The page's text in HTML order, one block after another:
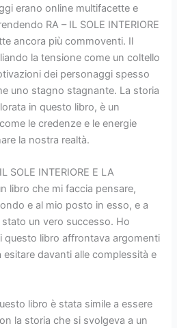
erano online multifacette e
RA – IL SOLE INTERIORE
ancora più commoventi. Il
la tensione come un coltello
dei personaggi spesso
uno stagno stagnante. La storia
in questo libro, è un
le credenze e le energie
la nostra realtà.
SOLE INTERIORE E LA
libro che mi faccia pensare,
e al mio posto in esso, e a
un vero successo. Ho
questo libro affrontava argomenti
davanti alle complessità e
libro è stata simile a essere
la storia che si svolgeva a un